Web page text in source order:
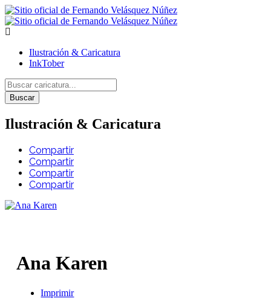
Ilustración & Caricatura
InkTober
Buscar
Ilustración & Caricatura
Compartir
Compartir
Compartir
Compartir
Ana Karen
Imprimir